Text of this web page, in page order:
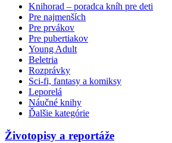
Knihorad – poradca kníh pre deti
Pre najmenších
Pre prvákov
Pre pubertiakov
Young Adult
Beletria
Rozprávky
Sci-fi, fantasy a komiksy
Leporelá
Náučné knihy
Ďalšie kategórie
Životopisy a reportáže